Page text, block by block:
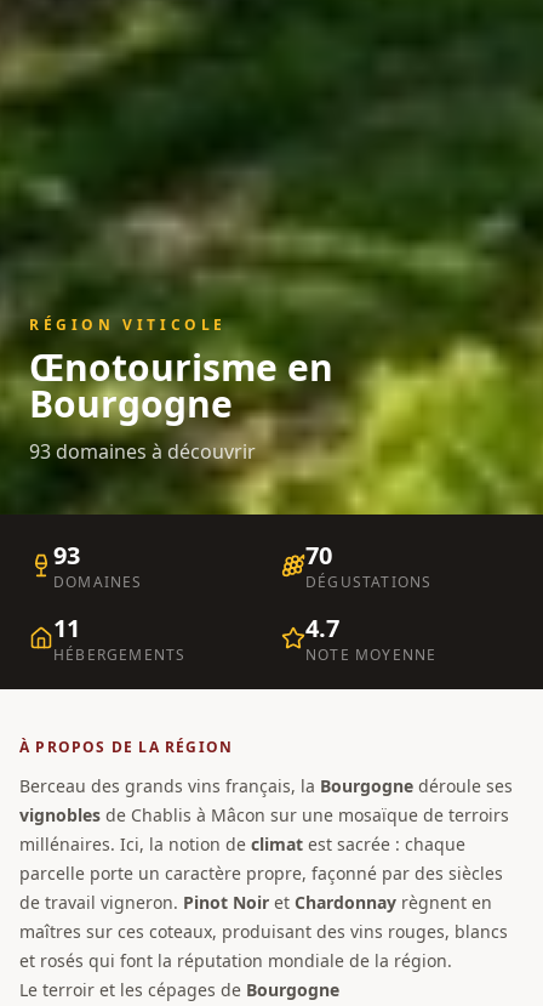
RÉGION VITICOLE
Œnotourisme en
Bourgogne
93domaines à découvrir
93
DOMAINES
70
DÉGUSTATIONS
11
HÉBERGEMENTS
4.7
NOTE MOYENNE
À PROPOS DE LA RÉGION
Berceau des grands vins français, la Bourgogne déroule ses
vignobles de Chablis à Mâcon sur une mosaïque de terroirs
millénaires. Ici, la notion de climat est sacrée : chaque
parcelle porte un caractère propre, façonné par des siècles
de travail vigneron. Pinot Noir et Chardonnay règnent en
maîtres sur ces coteaux, produisant des vins rouges, blancs
et rosés qui font la réputation mondiale de la région.
Le terroir et les cépages de Bourgogne